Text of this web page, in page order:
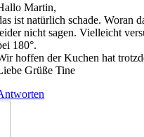
Martin,
ist natür­lich scha­de. Wor­an
nicht sagen. Viel­leicht
180°.
hof­fen der Kuchen hat
Grü­ße Tine